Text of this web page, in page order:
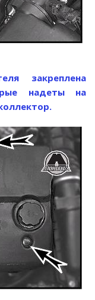
закреплена
надеты на